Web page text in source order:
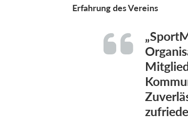
Erfahrung des Vereins